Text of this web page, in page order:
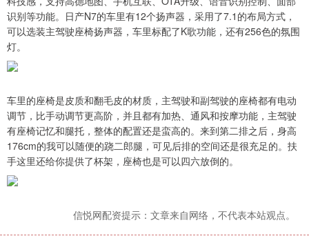
识别等功能。日产N7的车里有12个扬声器，采用了7.1的布局方式，
可以选装主驾驶座椅扬声器，车里标配了K歌功能，还有256色的氛围
灯。
车里的座椅是皮质和翻毛皮的材质，主驾驶和副驾驶的座椅都有电动
调节，比手动调节更高阶，并且都有加热、通风和按摩功能，主驾驶
有座椅记忆和腿托，整体的配置还是蛮高的。来到第二排之后，身高
176cm的我可以随便的跷二郎腿，可见后排的空间还是很充足的。扶
手这里还给你提供了杯架，座椅也是可以四六放倒的。
信悦网配资提示：文章来自网络，不代表本站观点。